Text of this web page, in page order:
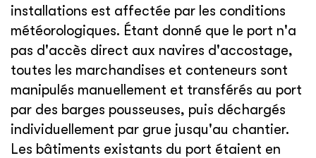
installations est affectée par les conditions
météorologiques. Étant donné que le port n'a
pas d'accès direct aux navires d'accostage,
toutes les marchandises et conteneurs sont
manipulés manuellement et transférés au port
par des barges pousseuses, puis déchargés
individuellement par grue jusqu'au chantier.
Les bâtiments existants du port étaient en